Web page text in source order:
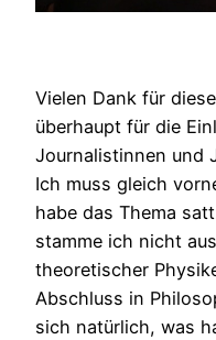
Vielen Dank für
überhaupt für die
Journalistinnen und
Ich muss gleich
habe das Thema
stamme ich nicht
theoretischer
Abschluss in
sich natürlich, was